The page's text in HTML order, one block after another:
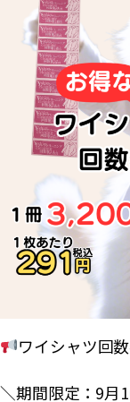
ワイシャツ回
＼期間限定：9月